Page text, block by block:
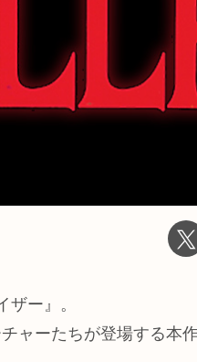
ー』。
ャーたちが登場する